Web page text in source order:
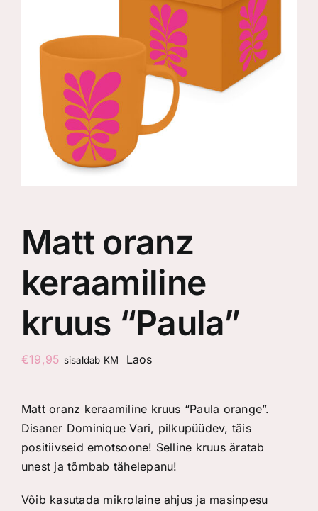
Matt oranz
keraamiline
kruus “Paula”
€19,95 sisaldab KM Laos
Matt oranz keraamiline kruus “Paula orange”.
Disaner Dominique Vari, pilkupüüdev, täis
positiivseid emotsoone! Selline kruus äratab
unest ja tõmbab tähelepanu!
Võib kasutada mikrolaine ahjus ja masinpesu